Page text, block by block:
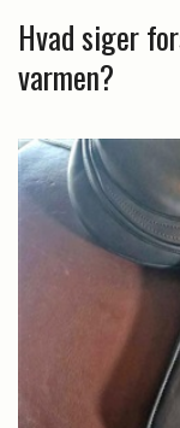
Hvad siger
varmen?